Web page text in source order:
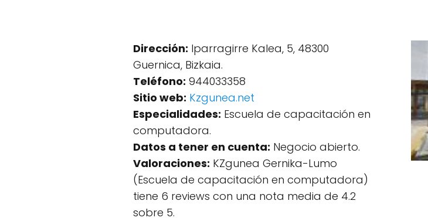
Dirección: Iparragirre Kalea, 5, 48300
Guernica, Bizkaia.
Teléfono: 944033358
Sitio web: Kzgunea.net
Especialidades: Escuela de capacitación en
computadora.
Datos a tener en cuenta: Negocio abierto.
Valoraciones: KZgunea Gernika-Lumo
(Escuela de capacitación en computadora)
tiene 6 reviews con una nota media de 4.2
sobre 5.